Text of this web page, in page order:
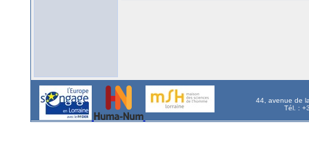
44, avenue de
Tél. :